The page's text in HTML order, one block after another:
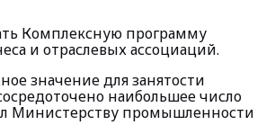
Комплексную программу
и отраслевых ассоциаций.
значение для занятости
наибольшее число
Министерству промышленности